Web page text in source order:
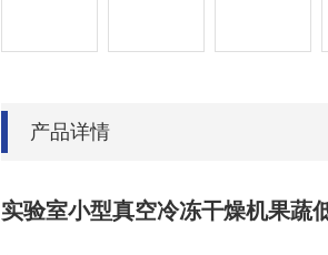
产品详情
实验室小型真空冷冻干燥机果蔬